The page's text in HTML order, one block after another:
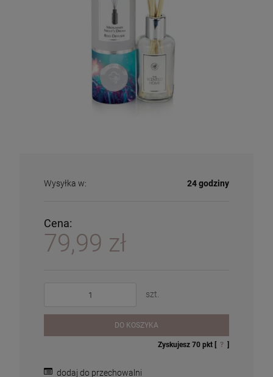
Wysyłka w: 24 godziny
Cena:
79,99 zł
szt.
DO KOSZYKA
Zyskujesz 70 pkt [ ? ]
dodaj do przechowalni